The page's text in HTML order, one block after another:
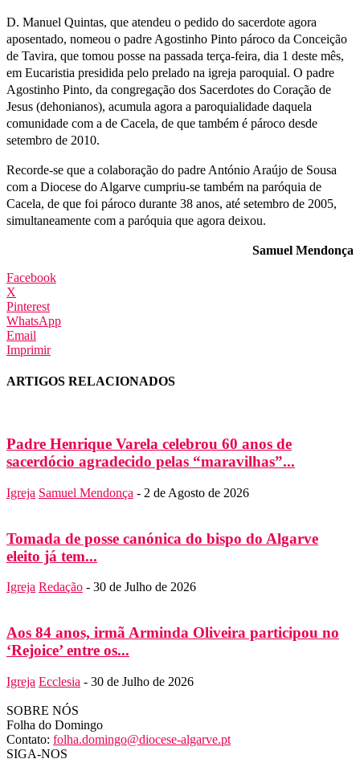
D. Manuel Quintas, que atendeu o pedido do sacerdote agora
aposentado, nomeou o padre Agostinho Pinto pároco da Conceição
de Tavira, que tomou posse na passada terça-feira, dia 1 deste mês,
em Eucaristia presidida pelo prelado na igreja paroquial. O padre
Agostinho Pinto, da congregação dos Sacerdotes do Coração de
Jesus (dehonianos), acumula agora a paroquialidade daquela
comunidade com a de Cacela, de que também é pároco desde
setembro de 2010.
Recorde-se que a colaboração do padre António Araújo de Sousa
com a Diocese do Algarve cumpriu-se também na paróquia de
Cacela, de que foi pároco durante 38 anos, até setembro de 2005,
simultaneamente com a paróquia que agora deixou.
Samuel Mendonça
Facebook
X
Pinterest
WhatsApp
Email
Imprimir
ARTIGOS RELACIONADOS
Padre Henrique Varela celebrou 60 anos de
sacerdócio agradecido pelas “maravilhas”...
Igreja Samuel Mendonça - 2 de Agosto de 2026
Tomada de posse canónica do bispo do Algarve
eleito já tem...
Igreja Redação - 30 de Julho de 2026
Aos 84 anos, irmã Arminda Oliveira participou no
‘Rejoice’ entre os...
Igreja Ecclesia - 30 de Julho de 2026
SOBRE NÓS
Folha do Domingo
Contato: folha.domingo@diocese-algarve.pt
SIGA-NOS